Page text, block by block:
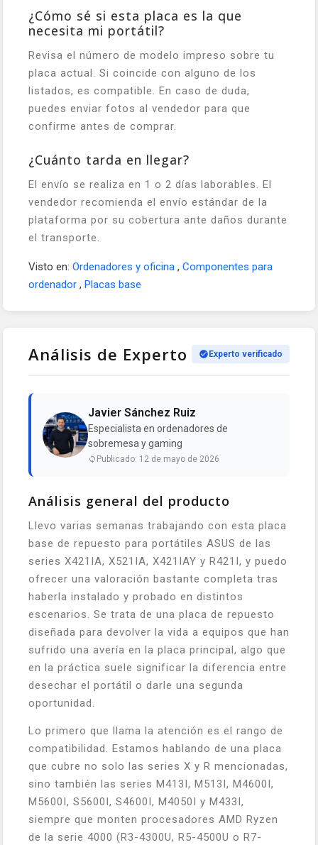
¿Cómo sé si esta placa es la que
necesita mi portátil?
Revisa el número de modelo impreso sobre tu
placa actual. Si coincide con alguno de los
listados, es compatible. En caso de duda,
puedes enviar fotos al vendedor para que
confirme antes de comprar.
¿Cuánto tarda en llegar?
El envío se realiza en 1 o 2 días laborables. El
vendedor recomienda el envío estándar de la
plataforma por su cobertura ante daños durante
el transporte.
Visto en: Ordenadores y oficina , Componentes para
ordenador , Placas base
Análisis de Experto Experto verificado
Javier Sánchez Ruiz
Especialista en ordenadores de
sobremesa y gaming
Publicado: 12 de mayo de 2026
Análisis general del producto
Llevo varias semanas trabajando con esta placa
base de repuesto para portátiles ASUS de las
series X421IA, X521IA, X421IAY y R421I, y puedo
ofrecer una valoración bastante completa tras
haberla instalado y probado en distintos
escenarios. Se trata de una placa de repuesto
diseñada para devolver la vida a equipos que han
sufrido una avería en la placa principal, algo que
en la práctica suele significar la diferencia entre
desechar el portátil o darle una segunda
oportunidad.
Lo primero que llama la atención es el rango de
compatibilidad. Estamos hablando de una placa
que cubre no solo las series X y R mencionadas,
sino también las series M413I, M513I, M4600I,
M5600I, S5600I, S4600I, M4050I y M433I,
siempre que monten procesadores AMD Ryzen
de la serie 4000 (R3-4300U, R5-4500U o R7-